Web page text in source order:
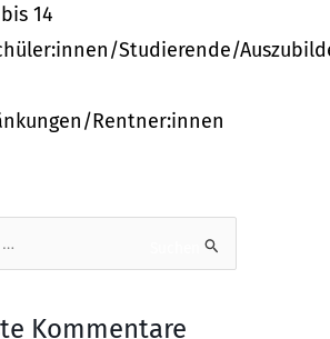
14
Studierende/
Rentner:innen
Kommentare